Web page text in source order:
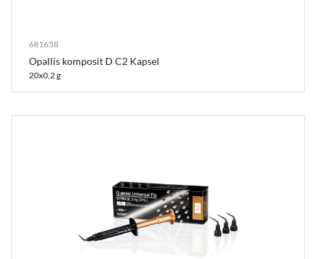
681658
Opallis komposit D C2 Kapsel
20x0,2 g